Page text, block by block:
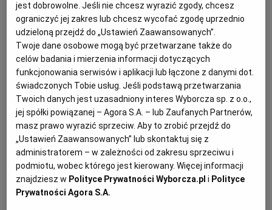
Ogłoszenie premium 9 dni do końca
16.08.2026
WARSZAWA, Mazowieckie
Przetargi, Przetargi na dostawę
Przetargi(16024)
Udzielenia zabezpieczenia może żądać każda
strona lub uczestnik postępowania, jeżeli
uprawdopodobni roszczenie oraz interes prawny w
udzieleniu zabezpieczenia. Interes prawny w
udzieleniu zabezpieczenia istnieje wtedy, gdy brak
jest dobrowolne. Jeśli nie chcesz wyrazić zgody, chcesz
ograniczyć jej zakres lub chcesz wycofać zgodę uprzednio
udzieloną przejdź do „Ustawień Zaawansowanych”.
Twoje dane osobowe mogą być przetwarzane także do
celów badania i mierzenia informacji dotyczących
funkcjonowania serwisów i aplikacji lub łączone z danymi dot.
świadczonych Tobie usług. Jeśli podstawą przetwarzania
Twoich danych jest uzasadniony interes Wyborcza sp. z o.o.,
jej spółki powiązanej – Agora S.A. – lub Zaufanych Partnerów,
masz prawo wyrazić sprzeciw. Aby to zrobić przejdź do
„Ustawień Zaawansowanych” lub skontaktuj się z
administratorem – w zależności od zakresu sprzeciwu i
podmiotu, wobec którego jest kierowany. Więcej informacji
znajdziesz w Polityce Prywatności Wyborcza.pl i Polityce
Prywatności Agora S.A.